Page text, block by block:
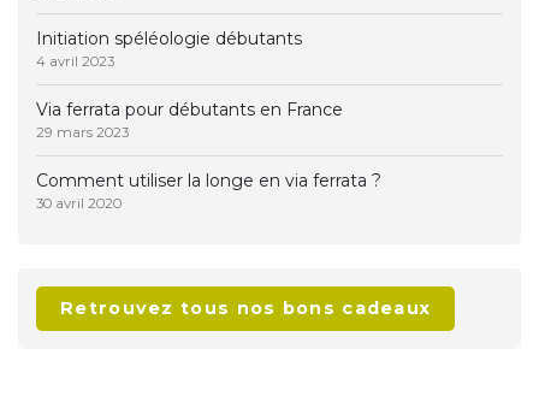
Initiation spéléologie débutants
4 avril 2023
Via ferrata pour débutants en France
29 mars 2023
Comment utiliser la longe en via ferrata ?
30 avril 2020
Retrouvez tous nos bons cadeaux